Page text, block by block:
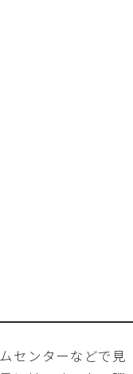
センターなどで見